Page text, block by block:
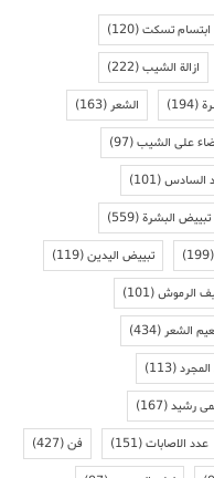
ابتسام تسكت(120)
ازالة الشيب(222)
(194) الشعر(163)
على الشيب(97)
السادس(101)
تبييض البشرة(559)
(199) تبييض اليدين(119)
الرموش(101)
الشعر(434)
(113)
رشيد(167)
عدد الاصابات(151) فن(427)